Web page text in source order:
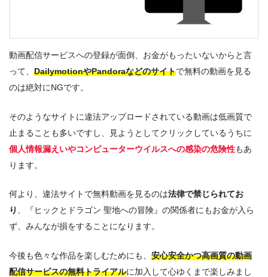
動画配信サービスへの登録が面倒、お金がもったいないからと言
って、 DailymotionやPandoraなどのサイトで無料の動画を見る
のは絶対にNGです。
そのようなサイトに違法アップロードされている動画は低画質で
止まることも多いですし、見ようとしてクリックしているうちに
個人情報漏えいやコンピューターウイルスへの感染の危険性もあ
ります。
何より、違法サイトで無料動画を見るのは法律で禁じられてお
り 、『ヒックとドラゴン 聖地への冒険』の関係者にもお金が入ら
ず、みんなが損をすることになります。
今後も色々な作品を楽しむためにも、 安心安全かつ高画質の動画
配信サービスの無料トライアルに加入して心ゆくまで楽しみまし